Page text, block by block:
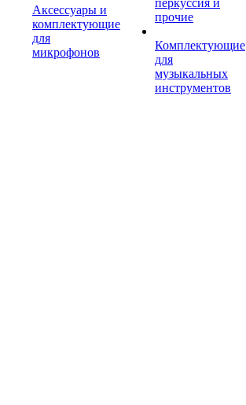
Аксессуары и
комплектующие
для
микрофонов
перкуссия и
прочие
Комплектующие
для
музыкальных
инструментов